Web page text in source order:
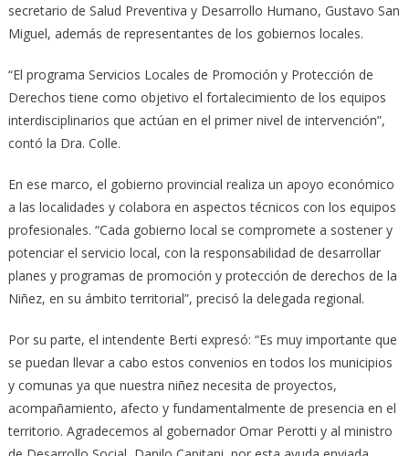
secretario de Salud Preventiva y Desarrollo Humano, Gustavo San
Miguel, además de representantes de los gobiernos locales.
“El programa Servicios Locales de Promoción y Protección de
Derechos tiene como objetivo el fortalecimiento de los equipos
interdisciplinarios que actúan en el primer nivel de intervención”,
contó la Dra. Colle.
En ese marco, el gobierno provincial realiza un apoyo económico
a las localidades y colabora en aspectos técnicos con los equipos
profesionales. “Cada gobierno local se compromete a sostener y
potenciar el servicio local, con la responsabilidad de desarrollar
planes y programas de promoción y protección de derechos de la
Niñez, en su ámbito territorial”, precisó la delegada regional.
Por su parte, el intendente Berti expresó: “Es muy importante que
se puedan llevar a cabo estos convenios en todos los municipios
y comunas ya que nuestra niñez necesita de proyectos,
acompañamiento, afecto y fundamentalmente de presencia en el
territorio. Agradecemos al gobernador Omar Perotti y al ministro